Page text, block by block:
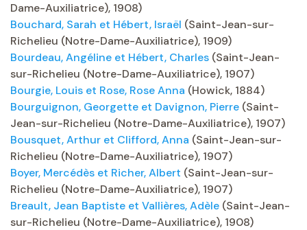
Dame-Auxiliatrice), 1908)
Bouchard, Sarah et Hébert, Israël (Saint-Jean-sur-
Richelieu (Notre-Dame-Auxiliatrice), 1909)
Bourdeau, Angéline et Hébert, Charles (Saint-Jean-
sur-Richelieu (Notre-Dame-Auxiliatrice), 1907)
Bourgie, Louis et Rose, Rose Anna (Howick, 1884)
Bourguignon, Georgette et Davignon, Pierre (Saint-
Jean-sur-Richelieu (Notre-Dame-Auxiliatrice), 1907)
Bousquet, Arthur et Clifford, Anna (Saint-Jean-sur-
Richelieu (Notre-Dame-Auxiliatrice), 1907)
Boyer, Mercédès et Richer, Albert (Saint-Jean-sur-
Richelieu (Notre-Dame-Auxiliatrice), 1907)
Breault, Jean Baptiste et Vallières, Adèle (Saint-Jean-
sur-Richelieu (Notre-Dame-Auxiliatrice), 1908)